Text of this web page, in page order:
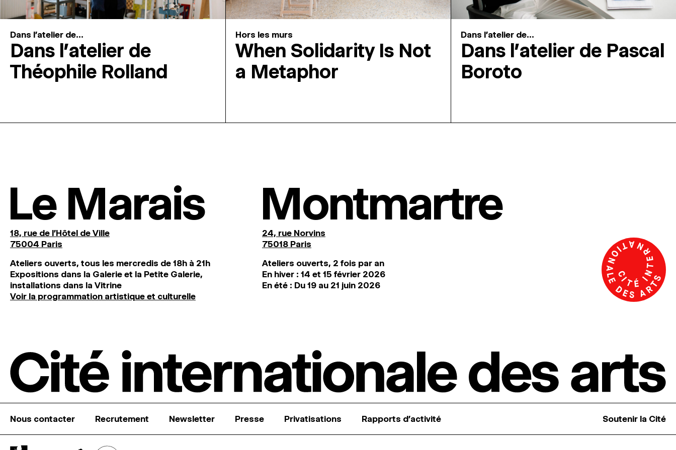
Dans l'atelier de...
Dans l’atelier de
Théophile Rolland
Hors les murs
When Solidarity Is Not
a Metaphor
Dans l'atelier de...
Dans l’atelier de Pascal
Boroto
Le Marais
18, rue de l'Hôtel de Ville
75004 Paris
Ateliers ouverts, tous les mercredis de 18h à 21h
Expositions dans la Galerie et la Petite Galerie,
installations dans la Vitrine
Voir la programmation artistique et culturelle
Montmartre
24, rue Norvins
75018 Paris
Ateliers ouverts, 2 fois par an
En hiver : 14 et 15 février 2026
En été : Du 19 au 21 juin 2026
Nous contacter Recrutement Newsletter Presse Privatisations Rapports d’activité Soutenir la Cité